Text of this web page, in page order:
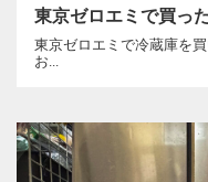
東京ゼロエミで買っ
東京ゼロエミで冷蔵庫を
お...